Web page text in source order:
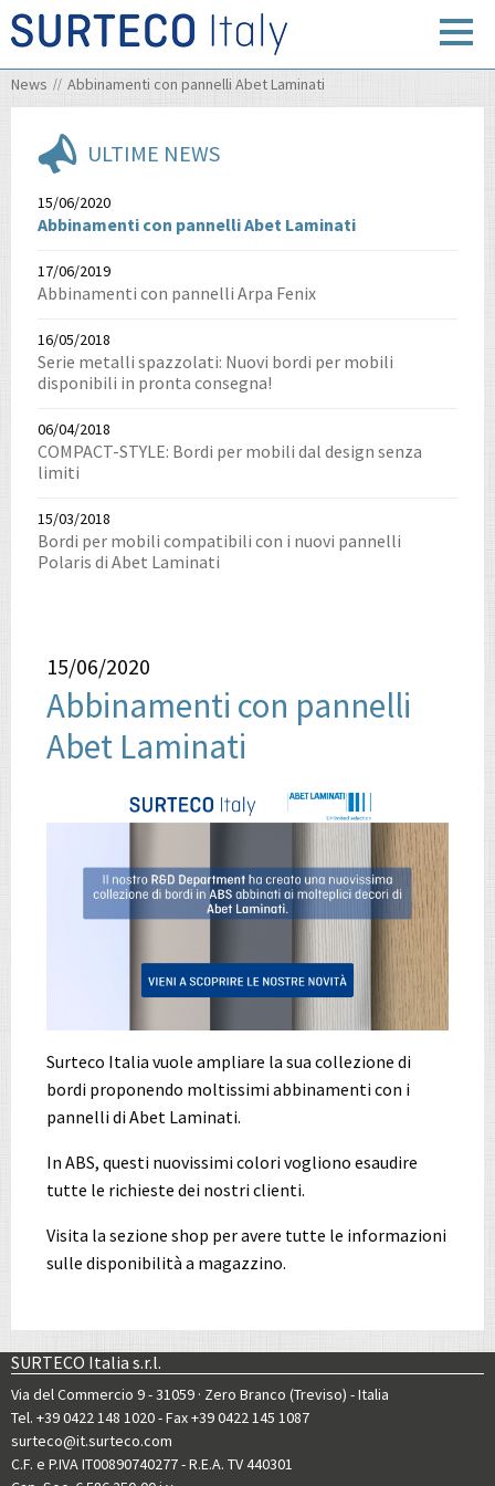
News Abbinamenti con pannelli Abet Laminati
ULTIME NEWS
15/06/2020
Abbinamenti con pannelli Abet Laminati
17/06/2019
Abbinamenti con pannelli Arpa Fenix
16/05/2018
Serie metalli spazzolati: Nuovi bordi per mobili
disponibili in pronta consegna!
06/04/2018
COMPACT-STYLE: Bordi per mobili dal design senza
limiti
15/03/2018
Bordi per mobili compatibili con i nuovi pannelli
Polaris di Abet Laminati
15/06/2020
Abbinamenti con pannelli
Abet Laminati
Surteco Italia vuole ampliare la sua collezione di
bordi proponendo moltissimi abbinamenti con i
pannelli di Abet Laminati.
In ABS, questi nuovissimi colori vogliono esaudire
tutte le richieste dei nostri clienti.
Visita la sezione shop per avere tutte le informazioni
sulle disponibilità a magazzino.
SURTECO Italia s.r.l.
Via del Commercio 9 - 31059 · Zero Branco (Treviso) - Italia
Tel. +39 0422 148 1020- Fax +39 0422 145 1087
surteco@it.surteco.com
C.F. e P.IVA IT00890740277 - R.E.A. TV 440301